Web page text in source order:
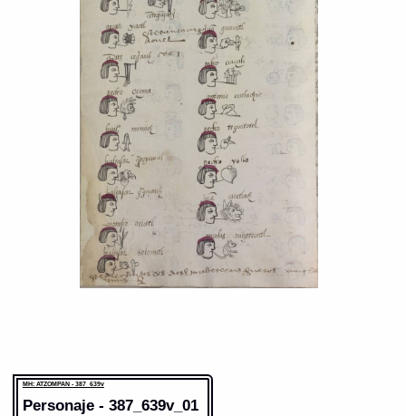
MH: ATZOMPAN - 387_639v
Personaje - 387_639v_01